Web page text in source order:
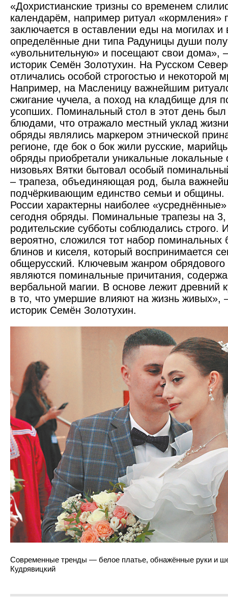
«Дохристианские тризны со временем
календарём, например ритуал «кормления»
заключается в оставлении еды на могилах и
определённые дни типа Радуницы души
«увольнительную» и посещают свои дома»,
историк Семён Золотухин. На Русском
отличались особой строгостью и некоторой
Например, на Масленицу важнейшим
сжигание чучела, а поход на кладбище для
усопших. Поминальный стол в этот день
блюдами, что отражало местный уклад
обряды являлись маркером этнической
регионе, где бок о бок жили русские,
обряды приобретали уникальные
низовьях Вятки бытовал особый
– трапеза, объединяющая род, была
подчёркивающим единство семьи и
России характерны наиболее
сегодня обряды. Поминальные трапезы на
родительские субботы соблюдались строго.
вероятно, сложился тот набор поминальных
блинов и киселя, который воспринимается
общерусский. Ключевым жанром
являются поминальные причитания,
вербальной магии. В основе лежит древний
в то, что умершие влияют на жизнь живых»,
историк Семён Золотухин.
Современные тренды — белое платье, обнажённые руки и
Кудрявицкий